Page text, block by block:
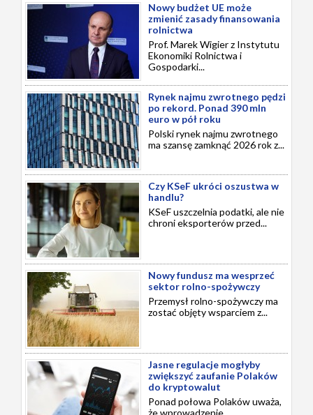
Nowy budżet UE może
zmienić zasady finansowania
rolnictwa
Prof. Marek Wigier z Instytutu
Ekonomiki Rolnictwa i
Gospodarki...
Rynek najmu zwrotnego pędzi
po rekord. Ponad 390 mln
euro w pół roku
Polski rynek najmu zwrotnego
ma szansę zamknąć 2026 rok z...
Czy KSeF ukróci oszustwa w
handlu?
KSeF uszczelnia podatki, ale nie
chroni eksporterów przed...
Nowy fundusz ma wesprzeć
sektor rolno-spożywczy
Przemysł rolno-spożywczy ma
zostać objęty wsparciem z...
Jasne regulacje mogłyby
zwiększyć zaufanie Polaków
do kryptowalut
Ponad połowa Polaków uważa,
że wprowadzenie